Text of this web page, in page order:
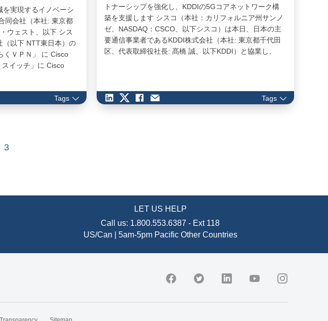
を実現するイノベーシ
同会社（本社: 東京都
ウェスト、以下 シス
（以下 NTT東日本）の
くＶＰＮ」 に Cisco
イッチ」に Cisco
ｉ」のハイエンドモデ
Tags
トナーシップを強化し、KDDIの5Gコアネットワーク構
築を支援します シスコ（本社：カリフォルニア州サンノ
ゼ、NASDAQ：CSCO、以下シスコ）は本日、日本の主
要通信事業者であるKDDI株式会社（本社: 東京都千代田
区、代表取締役社長: 髙橋 誠、以下KDDI）と協業し、
Virtualized Packet…
Tags
3
LET US HELP
Call us: 1.800.553.6387 - Ext 118
US/Can | 5am-5pm Pacific Other Countries